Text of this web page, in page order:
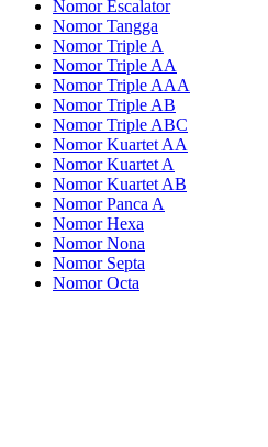
Nomor Escalator
Nomor Tangga
Nomor Triple A
Nomor Triple AA
Nomor Triple AAA
Nomor Triple AB
Nomor Triple ABC
Nomor Kuartet AA
Nomor Kuartet A
Nomor Kuartet AB
Nomor Panca A
Nomor Hexa
Nomor Nona
Nomor Septa
Nomor Octa